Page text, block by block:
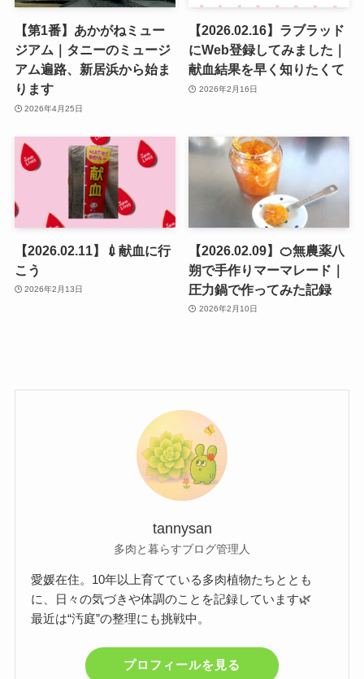
【第1番】あかがねミュー
ジアム｜タニーのミュージ
アム遍路、新居浜から始ま
ります
2026年4月25日
【2026.02.16】ラブラッド
にWeb登録してみました｜
献血結果を早く知りたくて
2026年2月16日
【2026.02.11】💉献血に行
こう
2026年2月13日
【2026.02.09】🍊無農薬八
朔で手作りマーマレード｜
圧力鍋で作ってみた記録
2026年2月10日
tannysan
多肉と暮らすブログ管理人
愛媛在住。10年以上育てている多肉植物たちととも
に、日々の気づきや体調のことを記録しています🌿
最近は“汚庭”の整理にも挑戦中。
プロフィールを見る